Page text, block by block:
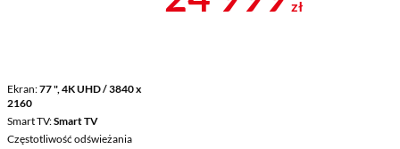
Ekran 77 ", 4K UHD / 3840 x
2160
Smart TV Smart TV
Częstotliwość odświeżania
zł